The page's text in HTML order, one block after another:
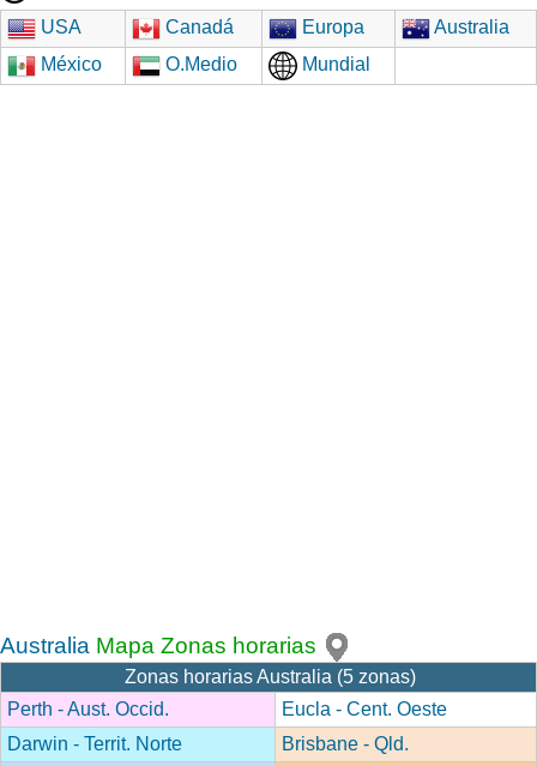
USA
Canadá Europa
Australia
México
O.Medio Mundial
Australia Mapa Zonas horarias
Zonas horarias Australia (5 zonas)
Perth - Aust. Occid.
Eucla - Cent. Oeste
Darwin - Territ. Norte
Brisbane - Qld.